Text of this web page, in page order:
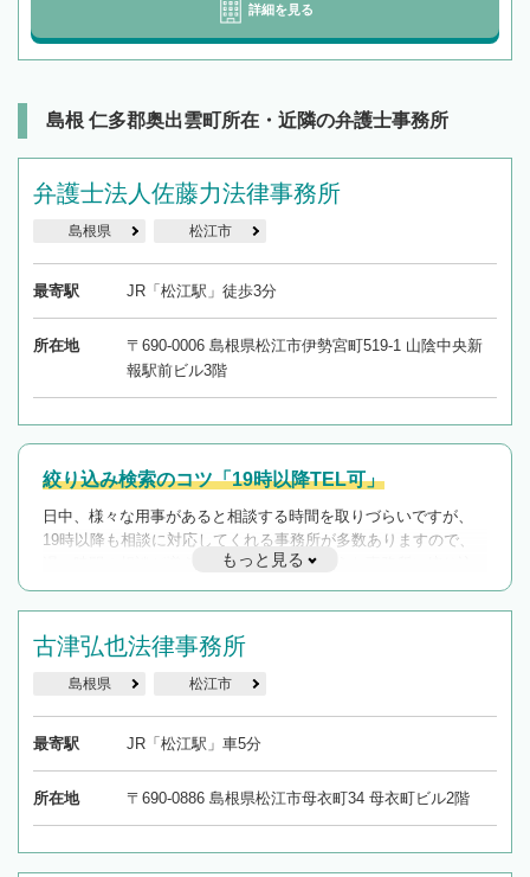
詳細を見る
島根 仁多郡奥出雲町所在・近隣の弁護士事務所
弁護士法人佐藤力法律事務所
島根県 松江市
最寄駅 JR「松江駅」徒歩3分
所在地
〒690-0006 島根県松江市伊勢宮町519-1 山陰中央新
報駅前ビル3階
絞り込み検索のコツ「19時以降TEL可」
日中、様々な用事があると相談する時間を取りづらいですが、
19時以降も相談に対応してくれる事務所が多数ありますので、
遅い時間の相談が増えそうな場合はそのような事務所に絞り込
んで検索してみましょう。
を加えて再検索
もっと見る
古津弘也法律事務所
島根県 松江市
最寄駅 JR「松江駅」車5分
所在地 〒690-0886 島根県松江市母衣町34 母衣町ビル2階